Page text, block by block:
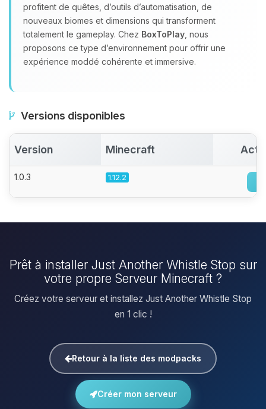
profitent de quêtes, d’outils d’automatisation, de
nouveaux biomes et dimensions qui transforment
totalement le gameplay. Chez BoxToPlay , nous
proposons ce type d’environnement pour offrir une
expérience moddé cohérente et immersive.
Versions disponibles
Version Minecraft
1.0.3 1.12.2
Prêt à installer Just Another Whistle Stop sur
votre propre Serveur Minecraft ?
Créez votre serveur et installez Just Another Whistle Stop
en 1 clic !
Retour à la liste des modpacks
Créer mon serveur